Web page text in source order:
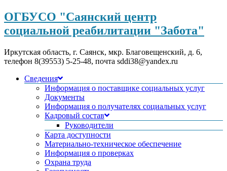
ОГБУСО "Саянский центр
социальной реабилитации "Забота"
Иркутская область, г. Саянск, мкр. Благовещенский, д. 6,
телефон 8(39553) 5-25-48, почта sddi38@yandex.ru
Сведения
Информация о поставщике социальных услуг
Документы
Информация о получателях социальных услуг
Кадровый состав
Руководители
Карта доступности
Материально-техническое обеспечение
Информация о проверках
Охрана труда